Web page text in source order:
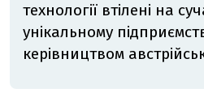
технології втілені на
унікальному
керівництвом